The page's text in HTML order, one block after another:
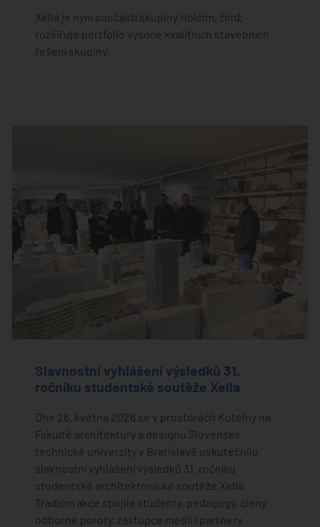
Xella je nyní součástí skupiny Holcim, čímž
rozšiřuje portfolio vysoce kvalitních stavebních
řešení skupiny.
Slavnostní vyhlášení výsledků 31.
ročníku studentské soutěže Xella
Dne 26. května 2026 se v prostorách Kotelny na
Fakultě architektury a designu Slovenské
technické univerzity v Bratislavě uskutečnilo
slavnostní vyhlášení výsledků 31. ročníku
studentské architektonické soutěže Xella.
Tradiční akce spojila studenty, pedagogy, členy
odborné poroty, zástupce médií i partnery